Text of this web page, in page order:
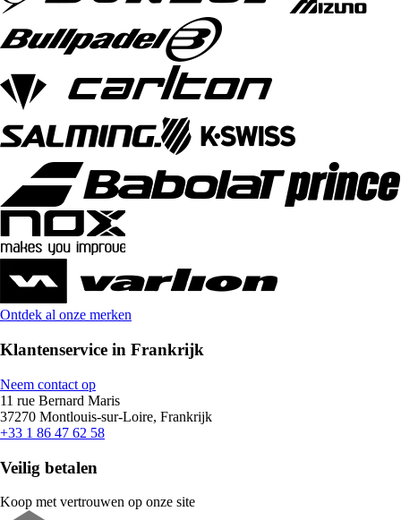
Ontdek al onze merken
Klantenservice in Frankrijk
Neem contact op
11 rue Bernard Maris
37270 Montlouis-sur-Loire, Frankrijk
+33 1 86 47 62 58
Veilig betalen
Koop met vertrouwen op onze site